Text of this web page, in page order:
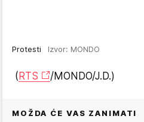
Protesti Izvor: MONDO
( RTS /MONDO/J.D.)
MOŽDA ĆE VAS ZANIMATI